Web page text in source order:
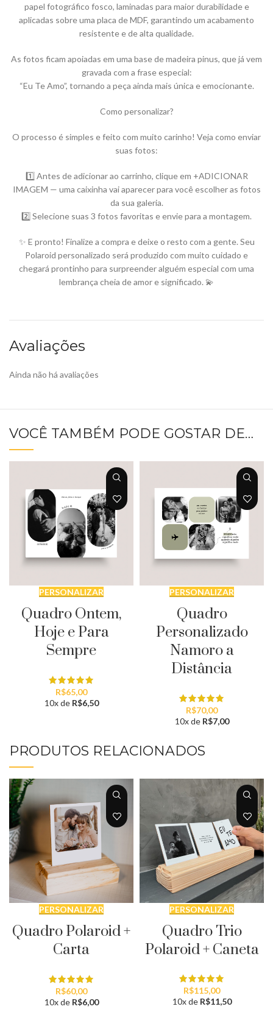
papel fotográfico fosco, laminadas para maior durabilidade e
aplicadas sobre uma placa de MDF, garantindo um acabamento
resistente e de alta qualidade.
As fotos ficam apoiadas em uma base de madeira pinus, que já vem
gravada com a frase especial:
“Eu Te Amo”, tornando a peça ainda mais única e emocionante.
Como personalizar?
O processo é simples e feito com muito carinho! Veja como enviar
suas fotos:
1️⃣ Antes de adicionar ao carrinho, clique em +ADICIONAR
IMAGEM — uma caixinha vai aparecer para você escolher as fotos
da sua galeria.
2️⃣ Selecione suas 3 fotos favoritas e envie para a montagem.
✨ E pronto! Finalize a compra e deixe o resto com a gente. Seu
Polaroid personalizado será produzido com muito cuidado e
chegará prontinho para surpreender alguém especial com uma
lembrança cheia de amor e significado. 💫
Avaliações
Ainda não há avaliações
VOCÊ TAMBÉM PODE GOSTAR DE…
PERSONALIZAR
Quadro Ontem,
Hoje e Para
Sempre
R$65,00
10x de R$6,50
PERSONALIZAR
Quadro
Personalizado
Namoro a
Distância
R$70,00
10x de R$7,00
PRODUTOS RELACIONADOS
PERSONALIZAR
Quadro Polaroid +
Carta
R$60,00
10x de R$6,00
PERSONALIZAR
Quadro Trio
Polaroid + Caneta
R$115,00
10x de R$11,50